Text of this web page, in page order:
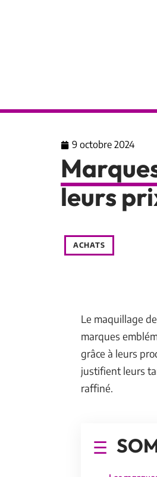
9 octobre 2024
leurs
ACHATS
Le maquillage
marques
grâce à leurs
justifient leurs
raffiné.